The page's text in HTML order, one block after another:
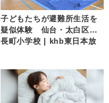
子どもたちが避難所生活を
疑似体験 仙台・太白区の
長町小学校 | khb東日本放